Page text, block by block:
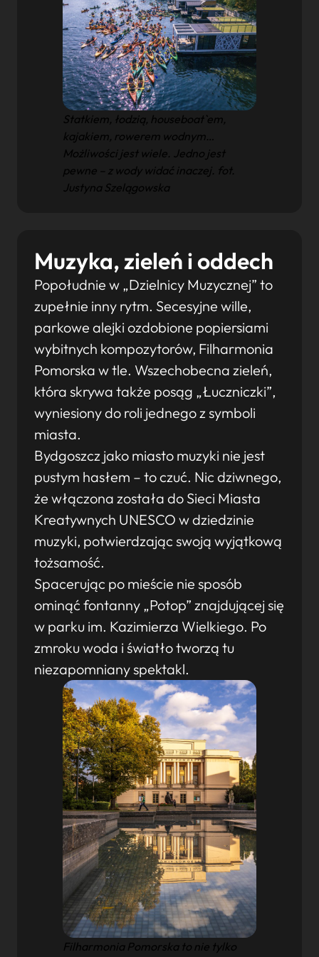
Statkiem, łodzią, houseboat`em,
kajakiem, rowerem wodnym…
Możliwości jest wiele. Jedno jest
pewne – z wody widać inaczej. fot.
Justyna Szelągowska
Muzyka, zieleń i oddech
Popołudnie w „Dzielnicy Muzycznej” to
zupełnie inny rytm. Secesyjne wille,
parkowe alejki ozdobione popiersiami
wybitnych kompozytorów, Filharmonia
Pomorska w tle. Wszechobecna zieleń,
która skrywa także posąg „Łuczniczki”,
wyniesiony do roli jednego z symboli
miasta.
Bydgoszcz jako miasto muzyki nie jest
pustym hasłem – to czuć. Nic dziwnego,
że włączona została do Sieci Miasta
Kreatywnych UNESCO w dziedzinie
muzyki, potwierdzając swoją wyjątkową
tożsamość.
Spacerując po mieście nie sposób
ominąć fontanny „Potop” znajdującej się
w parku im. Kazimierza Wielkiego. Po
zmroku woda i światło tworzą tu
niezapomniany spektakl.
Filharmonia Pomorska to nie tylko